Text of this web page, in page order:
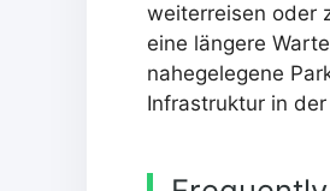
weiterreisen oder
eine längere
nahegelegene
Infrastruktur in